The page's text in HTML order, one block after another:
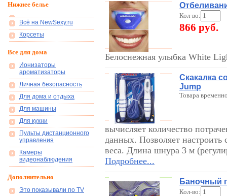
Нижнее белье
Всё на NewSexy.ru
Корсеты
Все для дома
Ионизаторы
ароматизаторы
Личная безопасность
Для дома и отдыха
Для машины
Для кухни
Пульты дистанционного
управления
Камеры
видеонаблюдения
Дополнительно
Это показывали по TV
Кол-во:
866 руб.
Белоснежная улыбка White
Скакалка
Jump
Товара
вычисляет количество
данных. Позволяет настроить
веса. Длина шнура 3 м
Подробнее...
Баночный
Кол-во: